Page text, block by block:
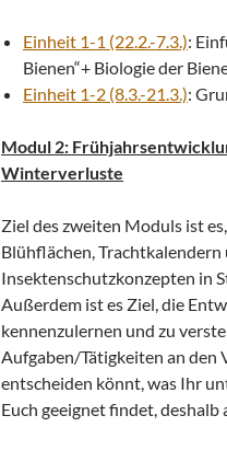
Einheit 1-1 (22.2.-7.3.):
Bienen“+ Biologie der
Einheit 1-2 (8.3.-21.3.):
Modul 2:
Winterverluste
Ziel des zweiten Moduls ist
Blühflächen,
Insektenschutzkonzepten in
Außerdem ist es Ziel, die
kennenzulernen und zu
Aufgaben/Tätigkeiten an den
entscheiden könnt, was Ihr
Euch geeignet findet,